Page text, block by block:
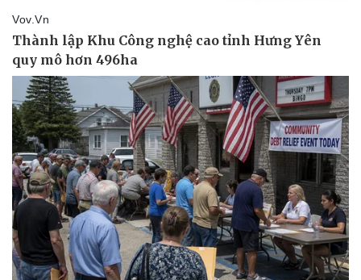
Pháp luật
Vụ án
Tin nóng
Tư vấn luật
Vũ khí
Việt Nam
Phân tích